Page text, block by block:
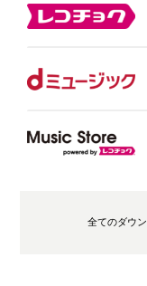
全てのダウ